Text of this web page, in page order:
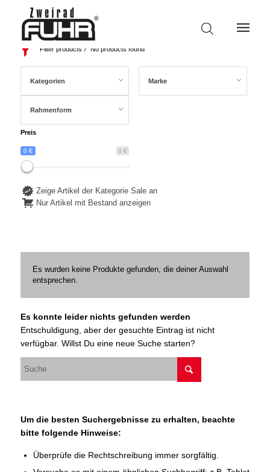
Filter products No products found
Kategorien Marke
Rahmenform
Preis
0 €
0 €
Zeige Artikel der Kategorie Sale an
Nur Artikel mit Bestand anzeigen
Es wurden keine Produkte gefunden, die deiner Auswahl
entsprechen.
Es konnte leider nichts gefunden werden
Entschuldigung, aber der gesuchte Eintrag ist nicht
verfügbar. Willst Du eine neue Suche starten?
Um die besten Suchergebnisse zu erhalten, beachte
bitte folgende Hinweise:
Überprüfe die Rechtschreibung immer sorgfältig.